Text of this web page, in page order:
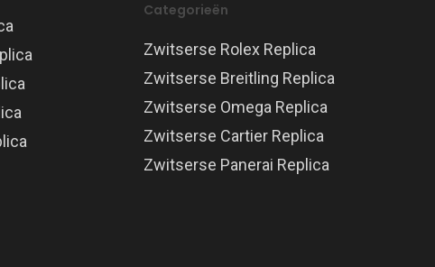
Categorieën
Zwitserse Rolex Replica
Zwitserse Breitling Replica
Zwitserse Omega Replica
Zwitserse Cartier Replica
Zwitserse Panerai Replica